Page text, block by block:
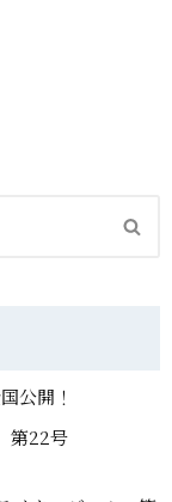
公開！
第22号